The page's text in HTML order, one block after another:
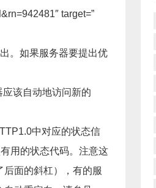
target=”
。如果服务器要提出优
该自动地访问新的
中对应的状态信
用的状态代码。注意这
面的斜杠），有的服